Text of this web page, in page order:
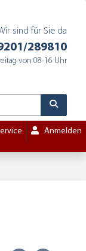
sind für Sie da
289810
von 08-16 Uhr
Anmelden